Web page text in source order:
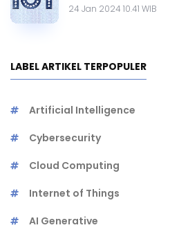
24 Jan 2024 10.41 WIB
LABEL ARTIKEL TERPOPULER
Artificial Intelligence
Cybersecurity
Cloud Computing
Internet of Things
AI Generative